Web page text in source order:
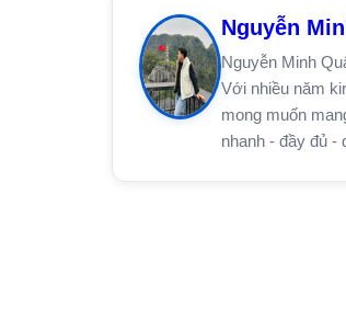
Nguyễn
Nguyễn Minh
Với nhiều năm
mong muốn
nhanh - đầy đủ -